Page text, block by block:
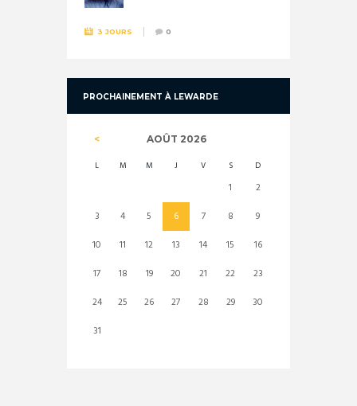
3 JOURS 0
PROCHAINEMENT À LEWARDE
AOÛT 2026
L M M J V S D
1
2
3
4 5 6 7 8
9
10
11 12 13 14 15
16
17
18 19 20 21 22
23
24
25 26 27 28 29
30
31